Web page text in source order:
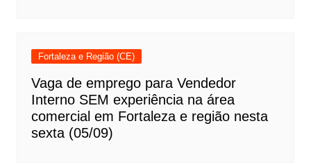
Fortaleza e Região (CE)
Vaga de emprego para Vendedor
Interno SEM experiência na área
comercial em Fortaleza e região nesta
sexta (05/09)